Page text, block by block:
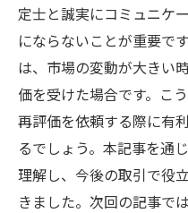
定士と誠実にコミュニケ
にならないことが重要で
は、市場の変動が大きい
価を受けた場合です。こ
再評価を依頼する際に有
るでしょう。本記事を通
理解し、今後の取引で役
きました。次回の記事で